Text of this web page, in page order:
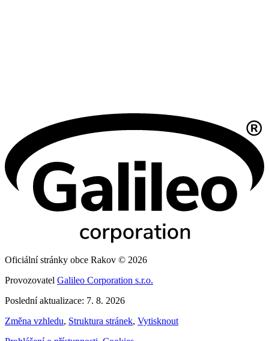
Oficiální stránky obce Rakov © 2026
Provozovatel Galileo Corporation s.r.o.
Poslední aktualizace: 7. 8. 2026
Změna vzhledu, Struktura stránek, Vytisknout